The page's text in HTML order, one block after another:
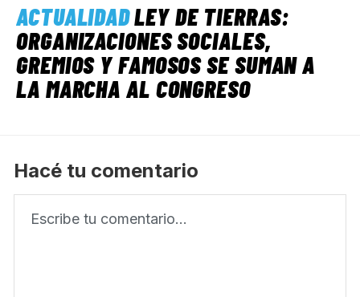
ACTUALIDADLEY DE TIERRAS:
ORGANIZACIONES SOCIALES,
GREMIOS Y FAMOSOS SE SUMAN A
LA MARCHA AL CONGRESO
Hacé tu comentario